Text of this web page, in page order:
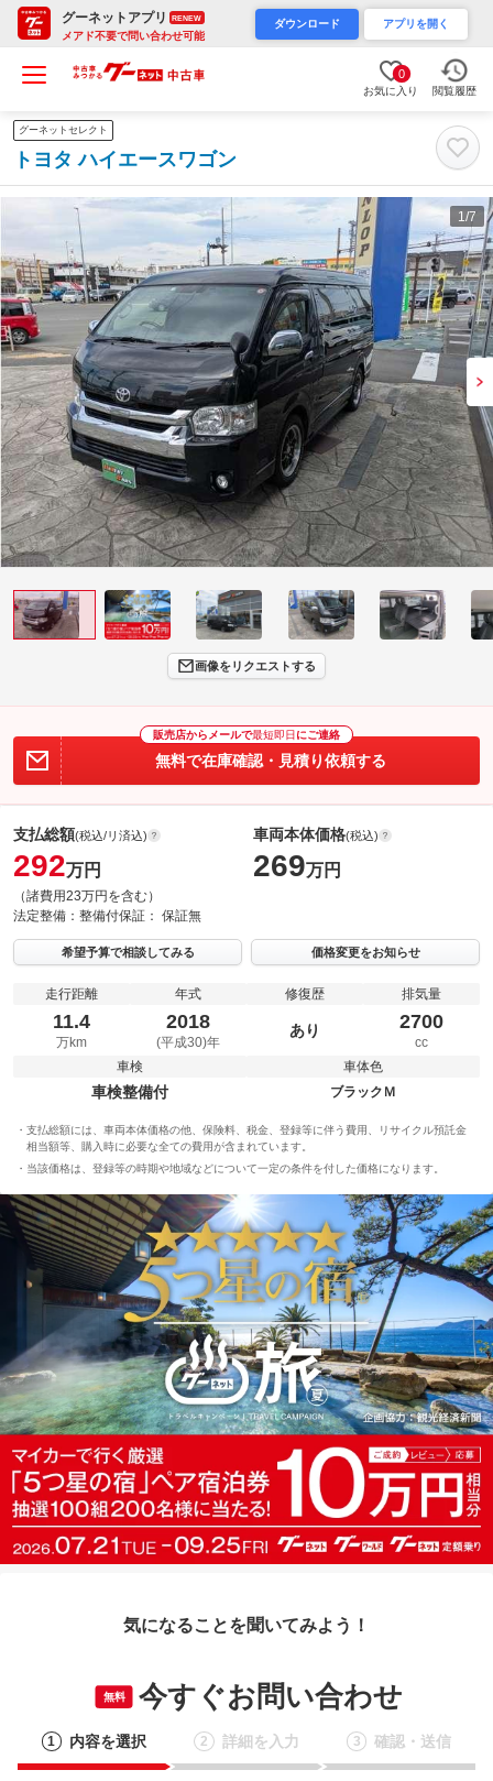
グーネットアプリ RENEW
メアド不要で問い合わせ可能
ダウンロード アプリを開く
0
お気に入り 閲覧履歴
グーネットセレクト
トヨタ ハイエースワゴン
1 /7
画像をリクエストする
販売店からメールで最短即日 にご連絡
無料で在庫確認・見積り依頼する
支払総額(税込/リ済込)
292万円
（諸費用23万円を含む）
車両本体価格(税込)
269万円
法定整備： 整備付保証： 保証無
希望予算で相談してみる 価格変更をお知らせ
走行距離
11.4
万km
年式
2018
(平成30)年
修復歴
あり
排気量
2700
cc
車検
車検整備付
車体色
ブラックＭ
支払総額には、車両本体価格の他、保険料、税金、登録等に伴う費用、リサイクル預託金
相当額等、購入時に必要な全ての費用が含まれています。
当該価格は、登録等の時期や地域などについて一定の条件を付した価格になります。
気になることを聞いてみよう！
無料 今すぐお問い合わせ
1 内容を選択 2 詳細を入力 3 確認・送信